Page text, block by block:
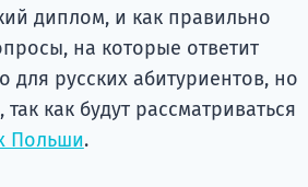
диплом, и как правильно
на которые ответит
для русских абитуриентов, но
как будут рассматриваться
Польши.